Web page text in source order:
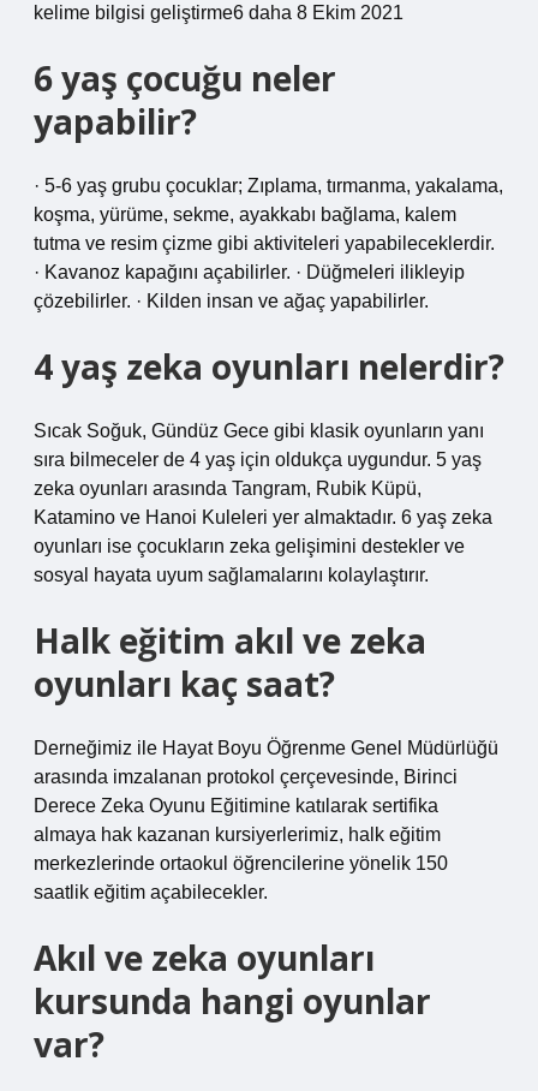
kelime bilgisi geliştirme6 daha 8 Ekim 2021
6 yaş çocuğu neler
yapabilir?
· 5-6 yaş grubu çocuklar; Zıplama, tırmanma, yakalama,
koşma, yürüme, sekme, ayakkabı bağlama, kalem
tutma ve resim çizme gibi aktiviteleri yapabileceklerdir.
· Kavanoz kapağını açabilirler. · Düğmeleri ilikleyip
çözebilirler. · Kilden insan ve ağaç yapabilirler.
4 yaş zeka oyunları nelerdir?
Sıcak Soğuk, Gündüz Gece gibi klasik oyunların yanı
sıra bilmeceler de 4 yaş için oldukça uygundur. 5 yaş
zeka oyunları arasında Tangram, Rubik Küpü,
Katamino ve Hanoi Kuleleri yer almaktadır. 6 yaş zeka
oyunları ise çocukların zeka gelişimini destekler ve
sosyal hayata uyum sağlamalarını kolaylaştırır.
Halk eğitim akıl ve zeka
oyunları kaç saat?
Derneğimiz ile Hayat Boyu Öğrenme Genel Müdürlüğü
arasında imzalanan protokol çerçevesinde, Birinci
Derece Zeka Oyunu Eğitimine katılarak sertifika
almaya hak kazanan kursiyerlerimiz, halk eğitim
merkezlerinde ortaokul öğrencilerine yönelik 150
saatlik eğitim açabilecekler.
Akıl ve zeka oyunları
kursunda hangi oyunlar
var?